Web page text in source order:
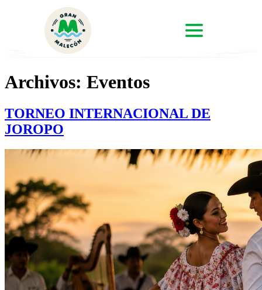
Archivos: Eventos
TORNEO INTERNACIONAL DE
JOROPO